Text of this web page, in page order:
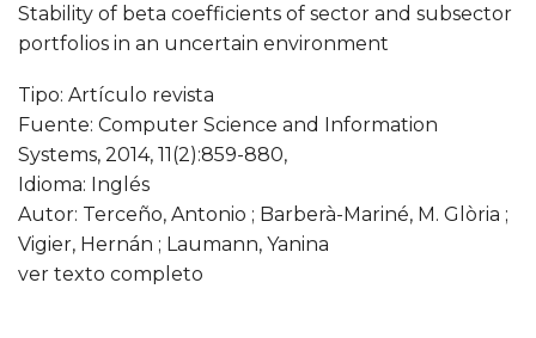
Stability of beta coefficients of sector and subsector
portfolios in an uncertain environment
Tipo: Artículo revista
Fuente: Computer Science and Information
Systems, 2014, 11(2):859-880,
Idioma: Inglés
Autor: Terceño, Antonio ; Barberà-Mariné, M. Glòria ;
Vigier, Hernán ; Laumann, Yanina
ver texto completo